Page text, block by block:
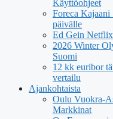
Käyttöohjeet
Foreca Kajaani
päivälle
Ed Gein
2026 Winter
Suomi
12 kk euribor
vertailu
Ajankohtaista
Oulu Vuokra-
Markkinat